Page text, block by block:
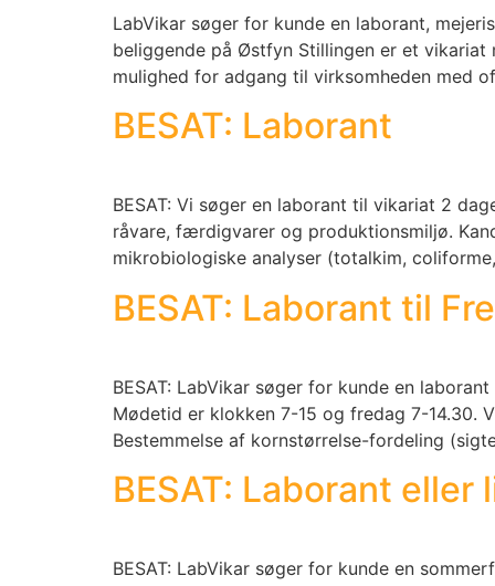
LabVikar søger for kunde en laborant,
beliggende på Østfyn Stillingen er et vikariat
mulighed for adgang til virksomheden med
BESAT: Laborant
BESAT: Vi søger en laborant til vikariat 2
råvare, færdigvarer og produktionsmiljø.
mikrobiologiske analyser (totalkim,
BESAT: Laborant til
BESAT: LabVikar søger for kunde en
Mødetid er klokken 7-15 og fredag 7-14.30.
Bestemmelse af kornstørrelse-fordeling
BESAT: Laborant
BESAT: LabVikar søger for kunde en